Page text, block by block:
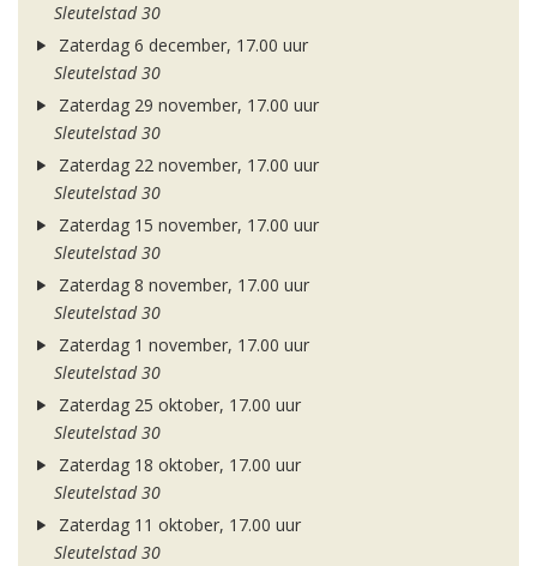
Sleutelstad 30
Zaterdag 6 december, 17.00 uur
Sleutelstad 30
Zaterdag 29 november, 17.00 uur
Sleutelstad 30
Zaterdag 22 november, 17.00 uur
Sleutelstad 30
Zaterdag 15 november, 17.00 uur
Sleutelstad 30
Zaterdag 8 november, 17.00 uur
Sleutelstad 30
Zaterdag 1 november, 17.00 uur
Sleutelstad 30
Zaterdag 25 oktober, 17.00 uur
Sleutelstad 30
Zaterdag 18 oktober, 17.00 uur
Sleutelstad 30
Zaterdag 11 oktober, 17.00 uur
Sleutelstad 30